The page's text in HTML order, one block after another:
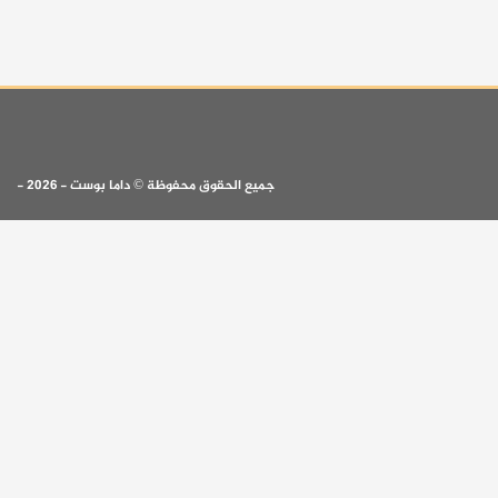
جميع الحقوق محفوظة © داما بوست - 2026 -